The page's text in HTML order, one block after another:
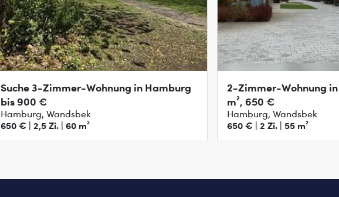
Suche 3-Zimmer-Wohnung in Hamburg
bis 900 €
Hamburg, Wandsbek
650 € | 2,5 Zi. | 60 m²
2-Zimmer-Wohnung in
m², 650 €
Hamburg, Wandsbek
650 € | 2 Zi. | 55 m²